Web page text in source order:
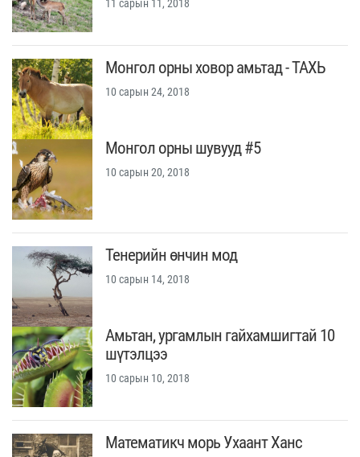
11 сарын 11, 2018
Монгол орны ховор амьтад - ТАХЬ
10 сарын 24, 2018
Монгол орны шувууд #5
10 сарын 20, 2018
Тенерийн өнчин мод
10 сарын 14, 2018
Амьтан, ургамлын гайхамшигтай 10
шүтэлцээ
10 сарын 10, 2018
Математикч морь Ухаант Ханс